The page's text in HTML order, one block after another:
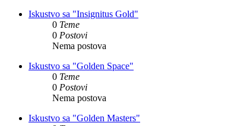
Iskustvo sa "Insignitus Gold"
0 Teme
0 Postovi
Nema postova
Iskustvo sa "Golden Space"
0 Teme
0 Postovi
Nema postova
Iskustvo sa "Golden Masters"